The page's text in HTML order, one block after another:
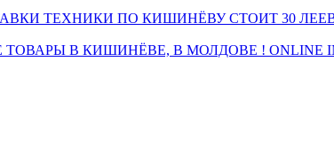
ТЕХНИКИ ПО КИШИНЁВУ СТОИТ 30
В КИШИНЁВЕ, В МОЛДОВЕ ! ONLINE